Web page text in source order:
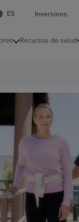
Inversores
Recursos de salud